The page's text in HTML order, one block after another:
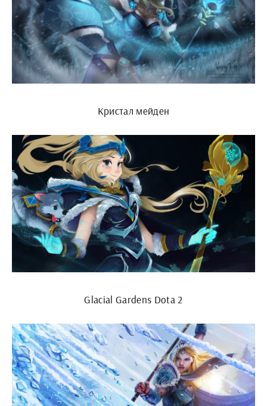
Кристал мейден
Glacial Gardens Dota 2